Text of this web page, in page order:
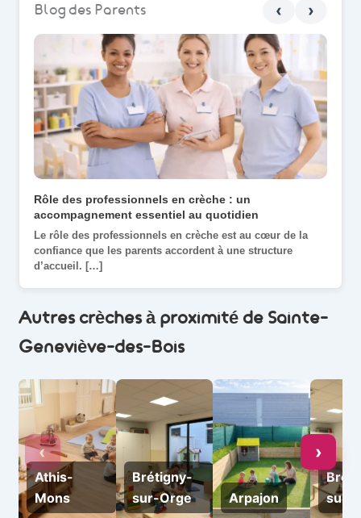
Autres crèches à proximité de Sainte-
Geneviève-des-Bois
‹ ›
Athis-
Mons
Brétigny-
sur-Orge
Arpajon
sur-
Blog des Parents ‹ ›
Rôle des professionnels en crèche : un
accompagnement essentiel au quotidien
Le rôle des professionnels en crèche est au cœur de la
confiance que les parents accordent à une structure
d’accueil. […]